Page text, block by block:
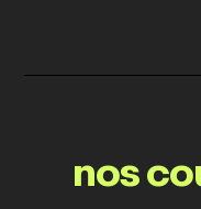
nos